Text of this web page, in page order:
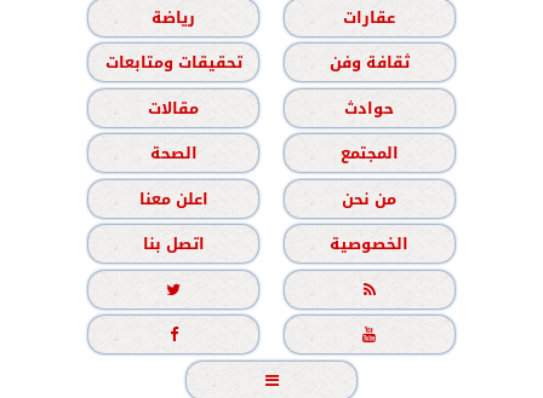
عقارات
رياضة
ثقافة وفن
تحقيقات ومتابعات
حوادث
مقالات
المجتمع
الصحة
من نحن
اعلن معنا
الخصوصية
اتصل بنا




